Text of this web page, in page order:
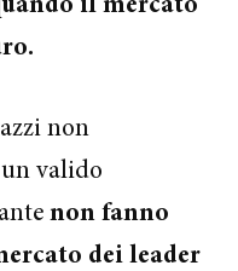
il mercato
non
un valido
non fanno
dei leader